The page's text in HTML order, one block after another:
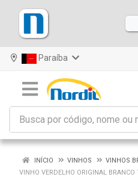
Paraíba
INÍCIO VINHOS
VINHOS
VINHO VERDELHO ORIGINAL BRANCO